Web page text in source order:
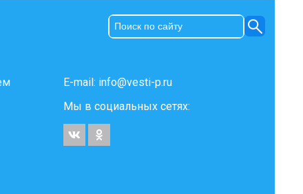
E-mail: info@vesti-p.ru
Мы в социальных сетях: